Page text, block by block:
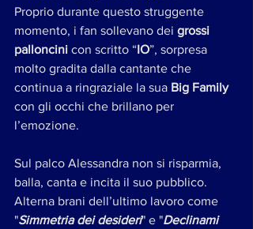
Proprio durante questo struggente
momento, i fan sollevano dei grossi
palloncini con scritto “IO”, sorpresa
molto gradita dalla cantante che
continua a ringraziale la sua Big Family
con gli occhi che brillano per
l’emozione.
Sul palco Alessandra non si risparmia,
balla, canta e incita il suo pubblico.
Alterna brani dell’ultimo lavoro come
"Simmetria dei desideri" e "Declinami